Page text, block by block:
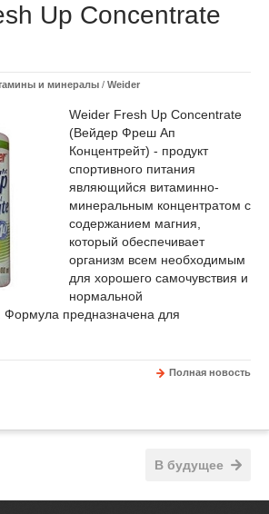
Up Concentrate
и минералы / Weider
Weider Fresh Up Concentrate
(Вейдер Фреш Ап
Концентрейт) - продукт
спортивного питания
являющийся витаминно-
минеральным концентратом с
содержанием магния,
который обеспечивает
организм всем необходимым
для хорошего самочувствия и
нормальной
Формула предназначена для
Полная новость
В будущее